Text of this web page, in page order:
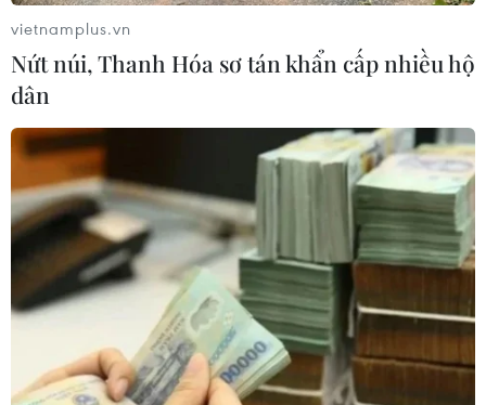
Mối quan hệ Việt Nam-Campuchia sẽ tiếp tục phát triển
là đánh giá và dự báo của giáo sư, viện sỹ Som
Somoni, Viện trưởng Khoa học Xã hội-Nhân văn thuộc
Viện Hàn lâm Hoàng gia Campuchia.
vietnamplus.vn
Nứt núi, Thanh Hóa sơ tán khẩn cấp nhiều hộ
dân